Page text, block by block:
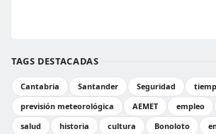
TAGS DESTACADAS
Cantabria Santander Seguridad
previsión meteorológica
AEMET empleo
salud
historia cultura Bonoloto